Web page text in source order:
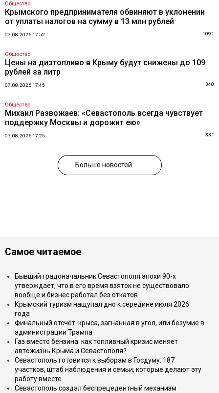
Общество
Крымского предпринимателя обвиняют в уклонении
от уплаты налогов на сумму в 13 млн рублей
07.08.2026 17:52 1091
Общество
Цены на дизтопливо в Крыму будут снижены до 109
рублей за литр
07.08.2026 17:45 340
Общество
Михаил Развожаев: «Севастополь всегда чувствует
поддержку Москвы и дорожит ею»
07.08.2026 17:25 331
Больше новостей
Самое читаемое
Бывший градоначальник Севастополя эпохи 90-х
утверждает, что в его время взяток не существовало
вообще и бизнес работал без откатов
Крымский туризм нащупал дно к середине июля 2026
года
Финальный отсчёт: крыса, загнанная в угол, или безумие в
администрации Трампа
Газ вместо бензина: как топливный кризис меняет
автожизнь Крыма и Севастополя?
Севастополь готовится к выборам в Госдуму: 187
участков, штаб наблюдения и семьи, которые делают эту
работу вместе
Севастополь создал беспрецедентный механизм